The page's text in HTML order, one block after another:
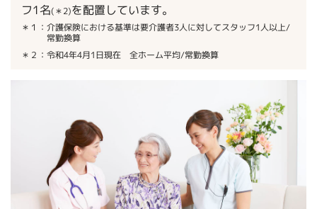
フ1名(＊2)を配置しています。
＊１：介護保険における基準は要介護者3人に対してスタッフ1人以上/
常勤換算
＊２：令和4年4月1日現在 全ホーム平均/常勤換算